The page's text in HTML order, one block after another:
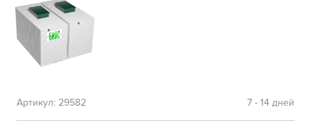
7 - 14 дней
Артикул: 29582